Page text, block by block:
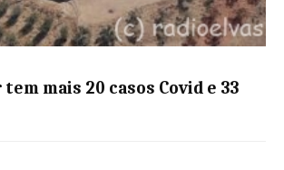
mais 20 casos Covid e 33